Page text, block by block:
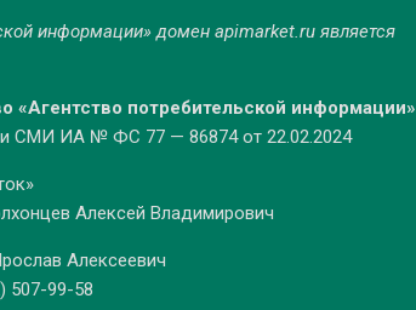
информации» домен apimarket.ruявляется
«Агентство потребительской информации»
СМИ ИА № ФС 77 — 86874 от 22.02.2024
Алексей Владимирович
Алексеевич
507-99-58